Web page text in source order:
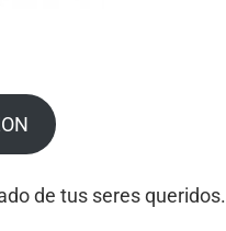
de tus seres queridos.